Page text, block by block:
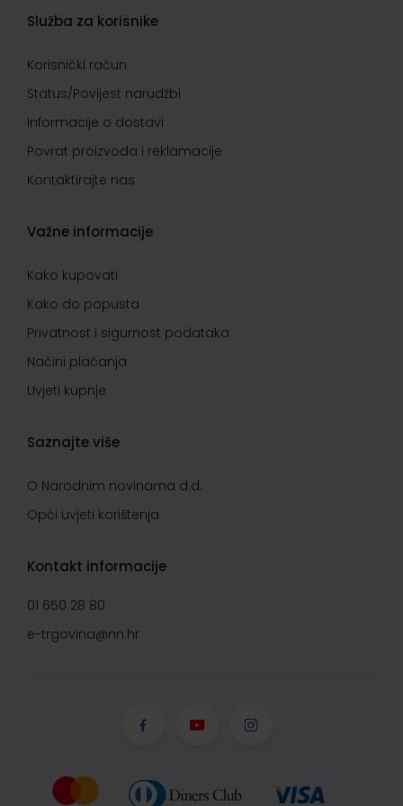
Služba za korisnike
Korisnički račun
Status/Povijest narudžbi
Informacije o dostavi
Povrat proizvoda i reklamacije
Kontaktirajte nas
Važne informacije
Kako kupovati
Kako do popusta
Privatnost i sigurnost podataka
Načini plaćanja
Uvjeti kupnje
Saznajte više
O Narodnim novinama d.d.
Opći uvjeti korištenja
Kontakt informacije
01 650 28 80
e-trgovina@nn.hr